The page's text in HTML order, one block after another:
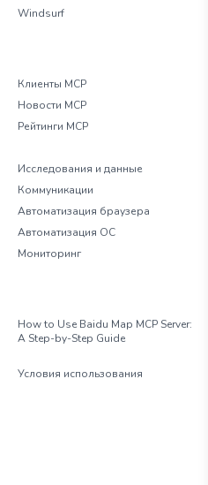
Windsurf
Клиенты MCP
Новости MCP
Рейтинги MCP
Исследования и данные
Коммуникации
Автоматизация браузера
Автоматизация ОС
Мониторинг
How to Use Baidu Map MCP Server:
A Step-by-Step Guide
Условия использования